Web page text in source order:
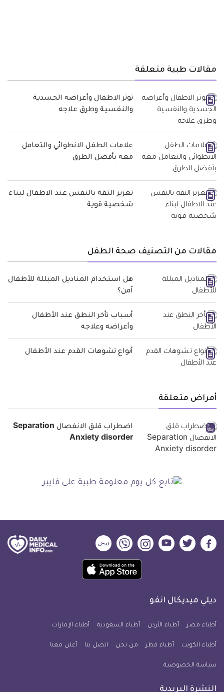
مقالات طبية متعلقة
توتر الاطفال وأعراضه الجسدية
والنفسية وطرق علاجه
علامات الطفل الانطوائي والتعامل
معه بأفضل الطرق
تعزيز الثقة بالنفس عند الاطفال لبناء
شخصية قوية
مقالات من التصنيف صحة الطفل
هل استخدام المناديل المبللة للأطفال
آمن؟
أسباب تأخر النطق عند الأطفال
وأعراضه وعلاجه
أنواع تشوهات القدم عند الأطفال
أمراض متعلقة
اضطراب قلق الانفصال Separation
Anxiety disorder
ديلي
فيسبوك
ديلي
تويتر
ديلي
ميديكال
يوتيوب
ديلي
ميديكال
انفو
ديلي
ميديكال
انفو
ديلي
ميديكال
انفو
حمل
تطبيق
معلومة
للآيفون
ديلي ميديكال انفو
أطباء مصر أطباء الأردن أطباء السعودية أطباء الإمارات
أطباء الكويت أطباء قطر من نحن اتصل بنا أعلن معنا
سياسة الخصوصية
النشرة البريدية